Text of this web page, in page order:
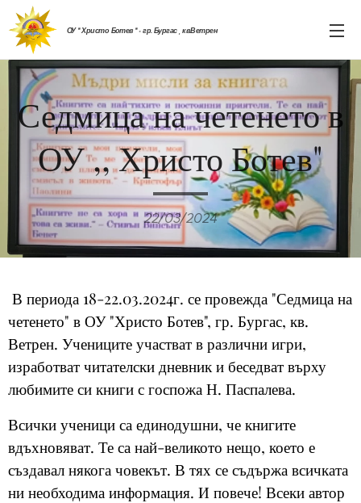
ОУ " Христо Ботев " - гр. Бургас , кв.Ветрен
Седмица на четенето в
ОУ ,, Христо Ботев"
22/03/2024
В периода 18-22.03.2024г. се провежда "Седмица на
четенето" в ОУ "Христо Ботев", гр. Бургас, кв.
Ветрен. Учениците участват в различни игри,
изработват читателски дневник и беседват върху
любимите си книги с госпожа Н. Паспалева.
Всички ученици са единодушни, че книгите
вдъхновяват. Те са най-великото нещо, което е
създавал някога човекът. В тях се съдържа всичката
ни необходима информация. И повече! Всеки автор